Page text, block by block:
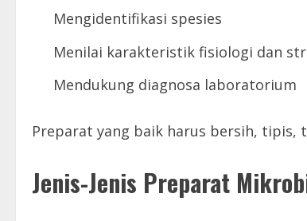
Mengidentifikasi spesies
Menilai karakteristik fisiologi dan
Mendukung diagnosa laboratorium
Preparat yang baik harus bersih, tipis,
Jenis-Jenis Preparat